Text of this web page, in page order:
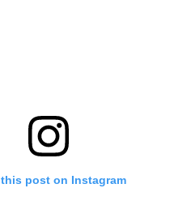
post on Instagram